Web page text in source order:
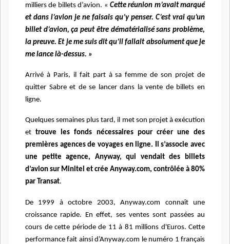
milliers de billets d’avion. « Cette réunion m’avait marqué
et dans l’avion je ne faisais qu’y penser. C’est vrai qu’un
billet d’avion, ça peut être dématérialisé sans problème,
la preuve. Et je me suis dit qu’il fallait absolument que je
me lance là-dessus. »
Arrivé à Paris, il fait part à sa femme de son projet de
quitter Sabre et de se lancer dans la vente de billets en
ligne.
Quelques semaines plus tard, il met son projet à exécution
ettrouve les fonds nécessaires pour créer une des
premières agences de voyages en ligne. Il s’associe avec
une petite agence, Anyway, qui vendait des billets
d’avion sur Minitel et crée Anyway.com, contrôlée à 80%
par Transat.
De 1999 à octobre 2003, Anyway.com connaît une
croissance rapide. En effet, ses ventes sont passées au
cours de cette période de 11 à 81 millions d'Euros. Cette
performance fait ainsi d’Anyway.com le numéro 1 français